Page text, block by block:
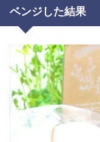
ベンジした結果